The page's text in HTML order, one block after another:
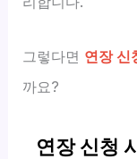
그렇다면 연장 신
까요?
연장 신청